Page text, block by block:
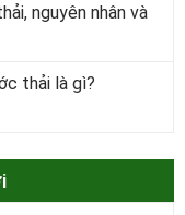
nguyên nhân và
thải là gì?